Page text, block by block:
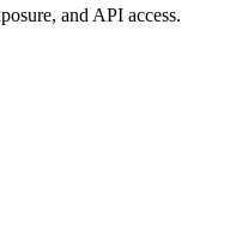
and API access.